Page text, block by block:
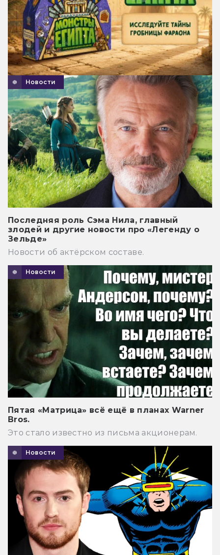
Новости
Последняя роль Сэма Нила, главный
злодей и другие новости про «Легенду о
Зельде»
Новости об актёрском составе.
Новости
Пятая «Матрица» всё ещё в планах Warner
Bros.
Это стало известно из письма акционерам.
Новости